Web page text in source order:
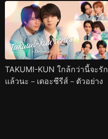
TAKUMI-KUN ใกล้กว่านี้จะรัก
แล้วนะ－เดอะซีรีส์－ตัวอย่าง